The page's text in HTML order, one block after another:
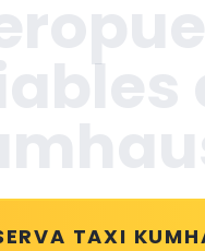
fiables
TAXI